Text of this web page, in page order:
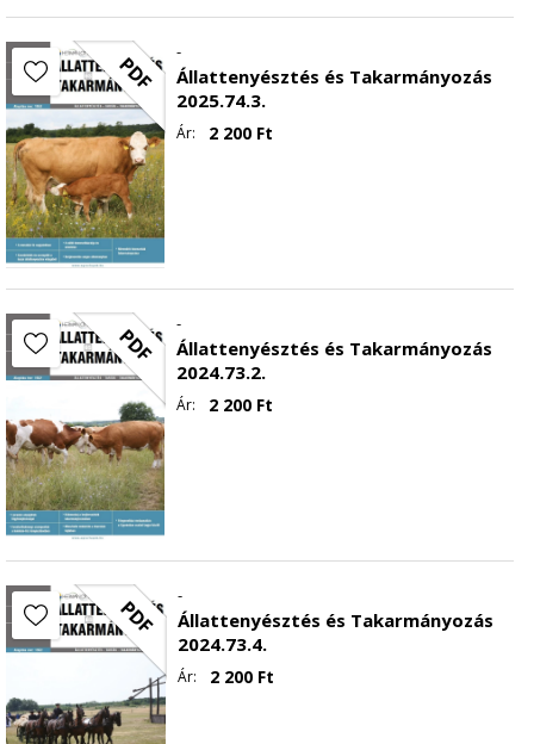
PDF -
Állattenyésztés és Takarmányozás
2025.74.3.
Ár: 2 200Ft
PDF -
Állattenyésztés és Takarmányozás
2024.73.2.
Ár: 2 200 Ft
PDF -
Állattenyésztés és Takarmányozás
2024.73.4.
Ár: 2 200Ft